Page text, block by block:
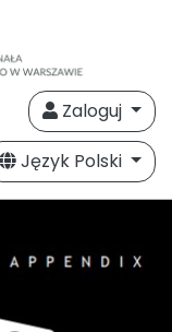
Zaloguj
Język Polski